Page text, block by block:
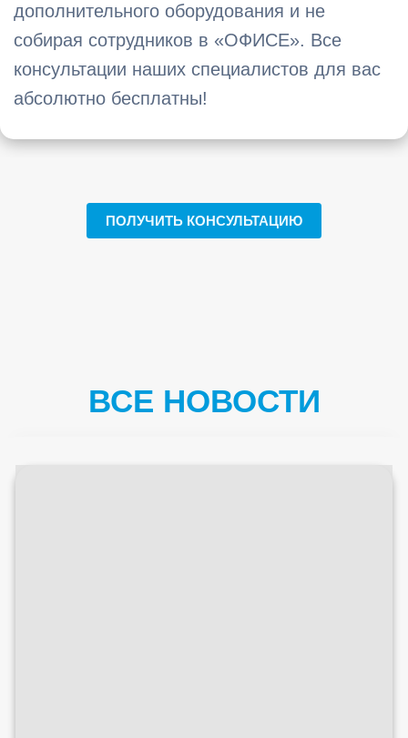
дополнительного оборудования и не
собирая сотрудников в «ОФИСЕ». Все
консультации наших специалистов для вас
абсолютно бесплатны!
ПОЛУЧИТЬ КОНСУЛЬТАЦИЮ
ВСЕ НОВОСТИ